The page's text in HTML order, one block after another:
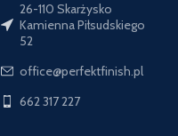
26-110 Skarżysko
Kamienna Piłsudskiego
52
office@perfektfinish.pl
662 317 227